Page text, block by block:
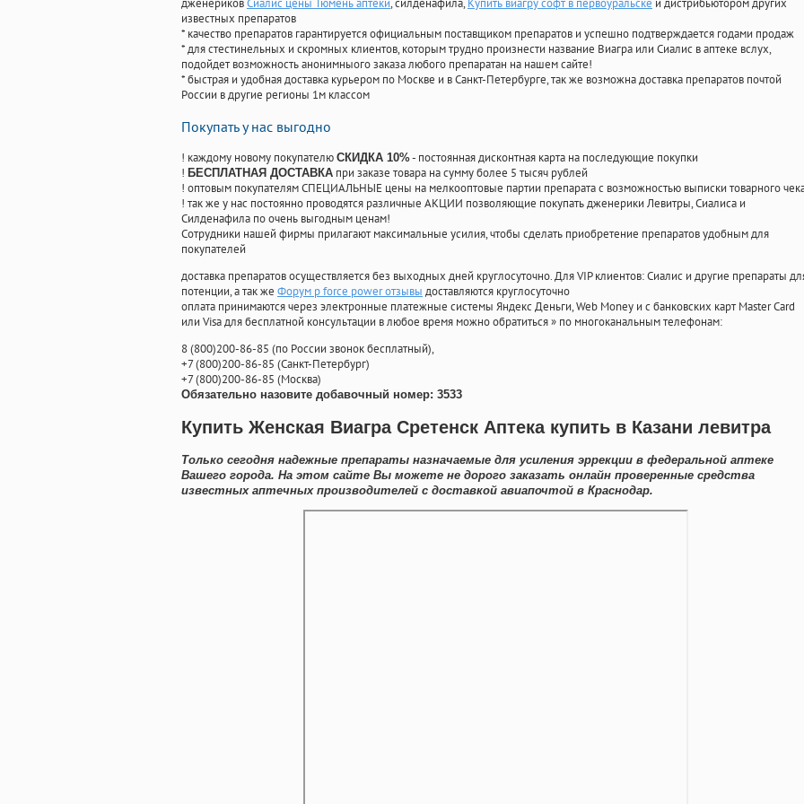
дженериковСиалис цены Тюмень аптеки, силденафила, Купить виагру софт в первоуральске и дистрибьютором других
известных препаратов
* качество препаратов гарантируется официальным поставщиком препаратов и успешно подтверждается годами продаж
* для стестинельных и скромных клиентов, которым трудно произнести название Виагра или Сиалис в аптеке вслух,
подойдет возможность анонимныого заказа любого препаратан на нашем сайте!
* быстрая и удобная доставка курьером по Москве и в Санкт-Петербурге, так же возможна доставка препаратов почтой
России в другие регионы 1м классом
Покупать у нас выгодно
! каждому новому покупателю СКИДКА 10%- постоянная дисконтная карта на последующие покупки
! БЕСПЛАТНАЯ ДОСТАВКА при заказе товара на сумму более 5 тысяч рублей
! оптовым покупателям СПЕЦИАЛЬНЫЕ цены на мелкооптовые партии препарата с возможностью выписки товарного
! так же у нас постоянно проводятся различные АКЦИИ позволяющие покупать дженерики Левитры, Сиалиса и
Силденафила по очень выгодным ценам!
Cотрудники нашей фирмы прилагают максимальные усилия, чтобы сделать приобретение препаратов удобным для
покупателей
доставка препаратов осуществляется без выходных дней круглосуточно. Для VIP клиентов: Сиалис и другие препараты
потенции, а так же Форум p force power отзывы доставляются круглосуточно
оплата принимаются через электронные платежные системы Яндекс Деньги, Web Money и с банковских карт Master Card
или Visa для бесплатной консультации в любое время можно обратиться» по многоканальным телефонам:
8(800)200-86-85 (по России звонок бесплатный),
+7(800)200-86-85 (Санкт-Петербург)
+7(800)200-86-85 (Москва)
Обязательно назовите добавочный номер: 3533
Купить Женская Виагра Сретенск Аптека купить в Казани левитра
Только сегодня надежные препараты назначаемые для усиления эррекции в федеральной аптеке
Вашего города. На этом сайте Вы можете не дорого заказать онлайн проверенные средства
известных аптечных производителей с доставкой авиапочтой в Краснодар.